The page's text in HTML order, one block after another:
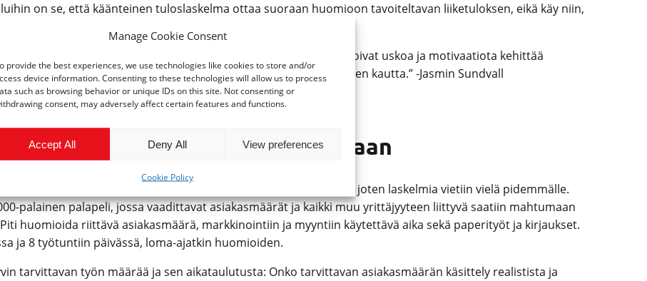
Manage Cookie Consent
provide the best experiences, we use technologies like cookies to store and/or
device information. Consenting to these technologies will allow us to process
such as browsing behavior or unique IDs on this site. Not consenting or
consent, may adversely affect certain features and functions.
Accept All Deny All View preferences
Cookie Policy
on se, että käänteinen tuloslaskelma ottaa suoraan huomioon tavoiteltavan liiketuloksen, eikä käy niin,
elämiseen tai liiketoiminnan kasvattamiseen jääkään mitään.
on potentiaalia myös ”paperilla”. Taloudelliset laskelmat loivat uskoa ja motivaatiota kehittää
kohti, jonka liikeidean osalta näen: Työllistyminen yrittäjyyden kautta.” -Jasmin Sundvall
viikkosuunnitelmaan
että idea todellakin kantaa. Ilmaiseksihan mitään ei tule, joten laskelmia vietiin vielä pidemmälle.
palainen palapeli, jossa vaadittavat asiakasmäärät ja kaikki muu yrittäjyyteen liittyvä saatiin mahtumaan
huomioida riittävä asiakasmäärä, markkinointiin ja myyntiin käytettävä aika sekä paperityöt ja kirjaukset.
ja 8 työtuntiin päivässä, loma-ajatkin huomioiden.
tarvittavan työn määrää ja sen aikataulutusta: Onko tarvittavan asiakasmäärän käsittely realistista ja